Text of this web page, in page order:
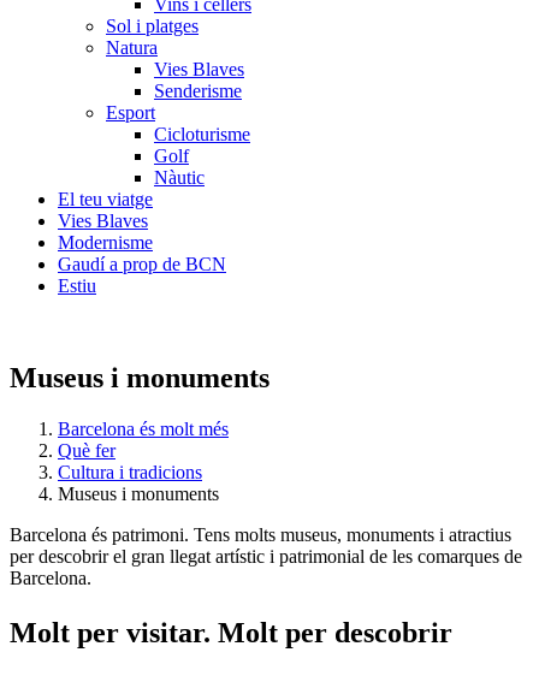
Vins i cellers
Sol i platges
Natura
Vies Blaves
Senderisme
Esport
Cicloturisme
Golf
Nàutic
El teu viatge
Vies Blaves
Modernisme
Gaudí a prop de BCN
Estiu
Museus i monuments
Barcelona és molt més
Què fer
Cultura i tradicions
Museus i monuments
Barcelona és patrimoni. Tens molts museus, monuments i atractius
per descobrir el gran llegat artístic i patrimonial de les comarques de
Barcelona.
Molt per visitar. Molt per descobrir